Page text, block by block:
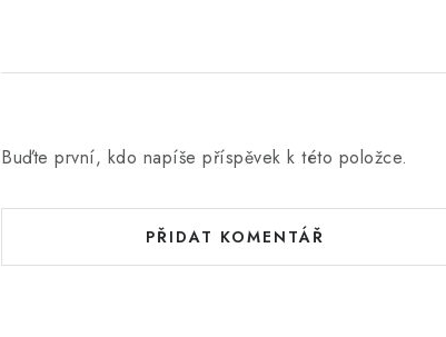
Buďte první, kdo napíše příspěvek k této položce.
PŘIDAT KOMENTÁŘ